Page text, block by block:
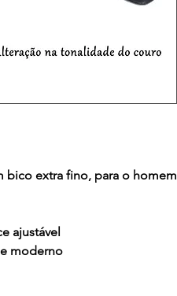
bico extra fino, para o homem
ajustável
moderno